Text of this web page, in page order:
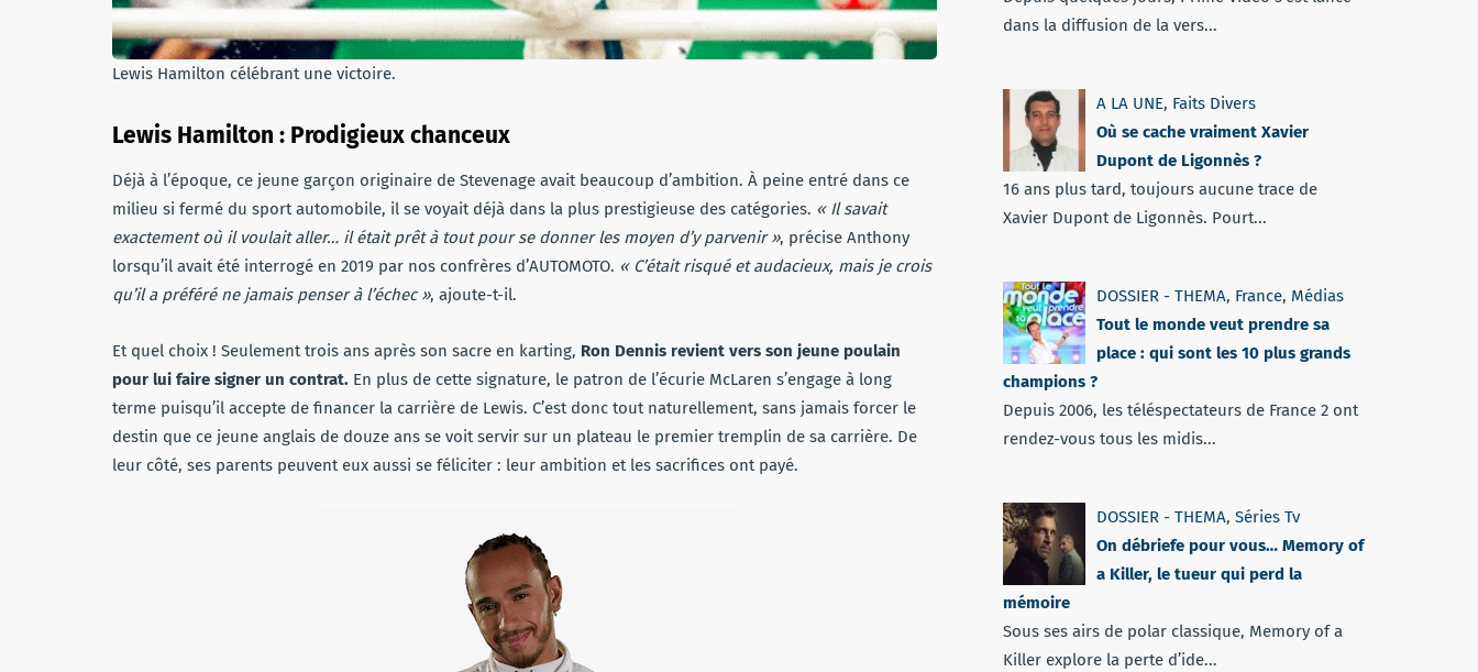
Lewis Hamilton célébrant une victoire.
Lewis Hamilton : Prodigieux chanceux
Déjà à l’époque, ce jeune garçon originaire de Stevenage avait beaucoup d’ambition. À peine entré dans ce
milieu si fermé du sport automobile, il se voyait déjà dans la plus prestigieuse des catégories. « Il savait
exactement où il voulait aller… il était prêt à tout pour se donner les moyen d’y parvenir », précise Anthony
lorsqu’il avait été interrogé en 2019 par nos confrères d’AUTOMOTO. « C’était risqué et audacieux, mais je crois
qu’il a préféré ne jamais penser à l’échec », ajoute-t-il.
Et quel choix ! Seulement trois ans après son sacre en karting, Ron Dennis revient vers son jeune poulain
pour lui faire signer un contrat. En plus de cette signature, le patron de l’écurie McLaren s’engage à long
terme puisqu’il accepte de financer la carrière de Lewis. C’est donc tout naturellement, sans jamais forcer le
destin que ce jeune anglais de douze ans se voit servir sur un plateau le premier tremplin de sa carrière. De
leur côté, ses parents peuvent eux aussi se féliciter : leur ambition et les sacrifices ont payé.
dans la diffusion de la vers...
A LA UNE, Faits Divers
Où se cache vraiment Xavier
Dupont de Ligonnès ?
16 ans plus tard, toujours aucune trace de
Xavier Dupont de Ligonnès. Pourt...
DOSSIER - THEMA, France, Médias
Tout le monde veut prendre sa
place : qui sont les 10 plus grands
champions ?
Depuis 2006, les téléspectateurs de France 2 ont
rendez-vous tous les midis...
DOSSIER - THEMA, Séries Tv
On débriefe pour vous… Memory of
a Killer, le tueur qui perd la
mémoire
Sous ses airs de polar classique, Memory of a
Killer explore la perte d’ide...